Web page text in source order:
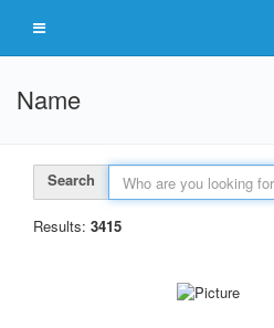
Name
Search
Results: 3415